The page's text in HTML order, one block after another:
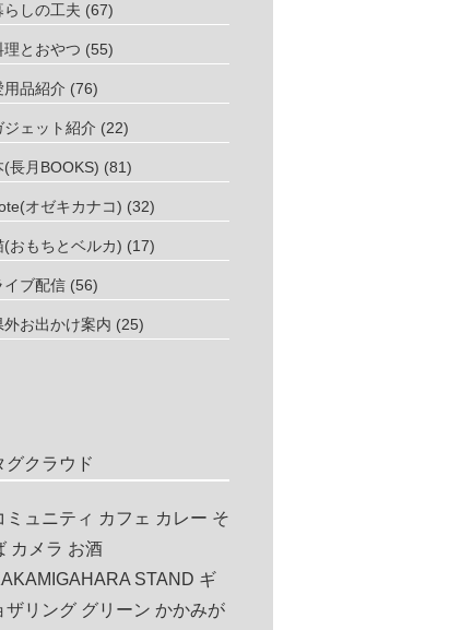
らしの工夫 (67)
理とおやつ (55)
用品紹介 (76)
ジェット紹介 (22)
(長月BOOKS) (81)
オゼキカナコ) (32)
(おもちとベルカ) (17)
イブ配信 (56)
外お出かけ案内 (25)
グクラウド
ミュニティ カフェ カレー そ
カメラ お酒
STAND ギ
ザリング グリーン かかみが